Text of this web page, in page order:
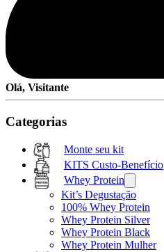
Olá, Visitante
Categorias
Monte seu kit
KITS Custo-Benefício
Whey Protein
Kit’s Degustação
100% Whey Protein
Whey Protein Silver
Whey Protein Black
Whey Protein Mulher